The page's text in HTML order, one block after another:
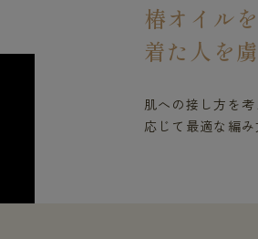
椿オイル
着た人を
肌への接し方を
応じて最適な編み